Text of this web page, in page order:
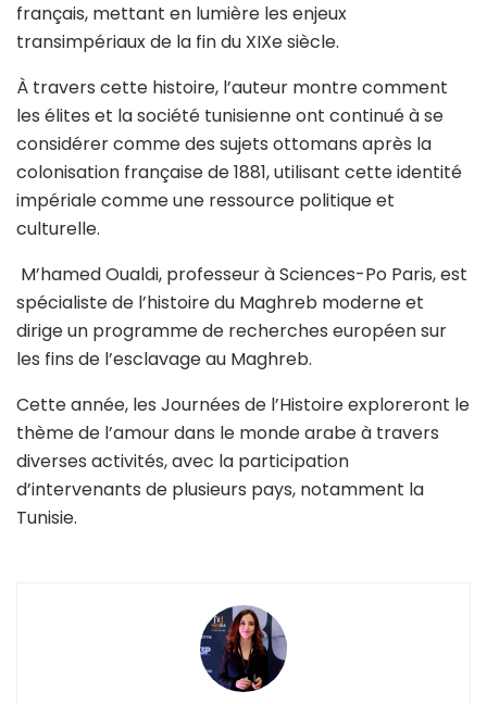
français, mettant en lumière les enjeux
transimpériaux de la fin du XIXe siècle.
À travers cette histoire, l’auteur montre comment
les élites et la société tunisienne ont continué à se
considérer comme des sujets ottomans après la
colonisation française de 1881, utilisant cette identité
impériale comme une ressource politique et
culturelle.
M’hamed Oualdi, professeur à Sciences-Po Paris, est
spécialiste de l’histoire du Maghreb moderne et
dirige un programme de recherches européen sur
les fins de l’esclavage au Maghreb.
Cette année, les Journées de l’Histoire exploreront le
thème de l’amour dans le monde arabe à travers
diverses activités, avec la participation
d’intervenants de plusieurs pays, notamment la
Tunisie.